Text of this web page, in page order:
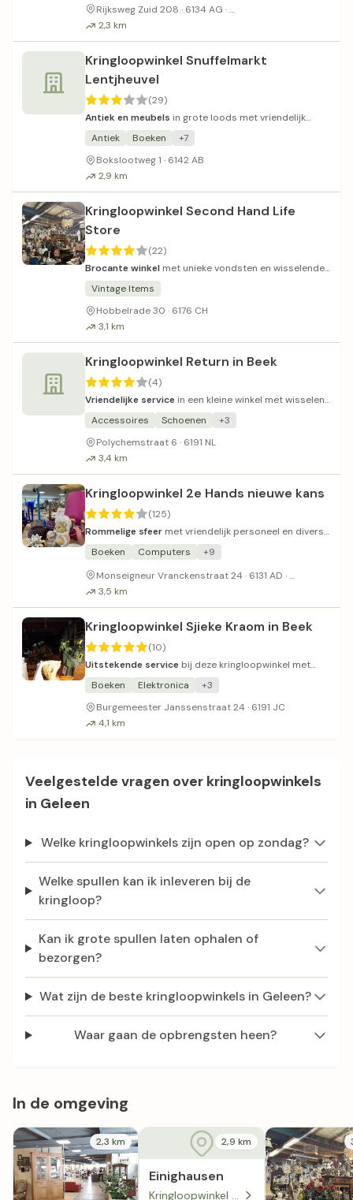
Rijksweg Zuid 208 · 6134 AG ·
2,3 km
Kringloopwinkel Snuffelmarkt
Lentjheuvel
(29)
Antiek en meubels in grote loods met vriendelijk
personeel.
Antiek Boeken
+7
Bokslootweg 1 · 6142 AB
2,9 km
Kringloopwinkel Second Hand Life
Store
(22)
Brocante winkel met unieke vondsten en wisselende
service.
Vintage Items
Hobbelrade 30 · 6176 CH
3,1 km
Kringloopwinkel Return in Beek
(4)
Vriendelijke service in een kleine winkel met wisselend
aanbod.
Accessoires Schoenen
+3
Polychemstraat 6 · 6191 NL
3,4 km
Kringloopwinkel 2e Hands nieuwe kans
(125)
Rommelige sfeer met vriendelijk personeel en diverse
tweedehands vondsten.
Boeken Computers
+9
Monseigneur Vranckenstraat 24 · 6131 AD ·
3,5 km
Kringloopwinkel Sjieke Kraom in Beek
(10)
Uitstekende service bij deze kringloopwinkel met
uniek vintage aanbod.
Boeken Elektronica
+3
Burgemeester Janssenstraat 24 · 6191 JC
4,1 km
Veelgestelde vragen over kringloopwinkels
in Geleen
Welke kringloopwinkels zijn open op zondag?
Welke spullen kan ik inleveren bij de
kringloop?
Kan ik grote spullen laten ophalen of
bezorgen?
Wat zijn de beste kringloopwinkels in Geleen?
Waar gaan de opbrengsten heen?
In de omgeving
2,3 km 2,9 km
Einighausen
Kringloopwinkel Snuffelmarkt Lentjheuvel